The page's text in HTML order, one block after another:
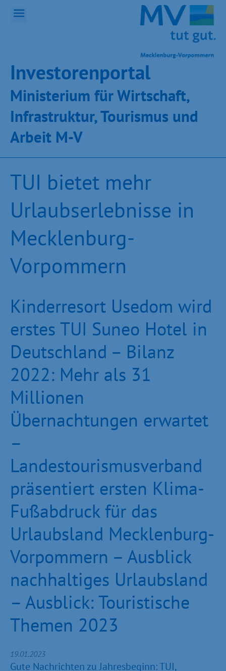
Inves­toren­por­tal
Ministeri­um für Wirt­schaft,
Infra­struk­tur, Tou­ris­mus und
Ar­beit M-V
TUI bietet mehr
Urlaubserlebnisse in
Mecklenburg-
Vorpommern
Kinderresort Usedom wird
erstes TUI Suneo Hotel in
Deutschland – Bilanz
2022: Mehr als 31
Millionen
Übernachtungen erwartet
–
Landestourismusverband
präsentiert ersten Klima-
Fußabdruck für das
Urlaubsland Mecklenburg-
Vorpommern – Ausblick
nachhaltiges Urlaubsland
– Ausblick: Touristische
Themen 2023
19.01.2023
Gute Nachrichten zu Jahresbeginn: TUI,